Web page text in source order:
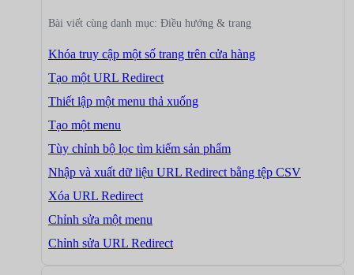
Bài viết cùng danh mục: Điều hướng & trang
Khóa truy cập một số trang trên cửa hàng
Tạo một URL Redirect
Thiết lập một menu thả xuống
Tạo một menu
Tùy chỉnh bộ lọc tìm kiếm sản phẩm
Nhập và xuất dữ liệu URL Redirect bằng tệp CSV
Xóa URL Redirect
Chỉnh sửa một menu
Chỉnh sửa URL Redirect